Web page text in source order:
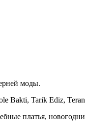
моды.
Bakti, Tarik Ediz,
платья,